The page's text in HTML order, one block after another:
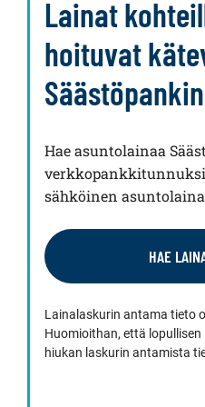
Lainat
hoituvat
Hae asuntolainaa
sähköinen
HAE
Lainalaskurin antama tieto
Huomioithan, että
hiukan laskurin antamista